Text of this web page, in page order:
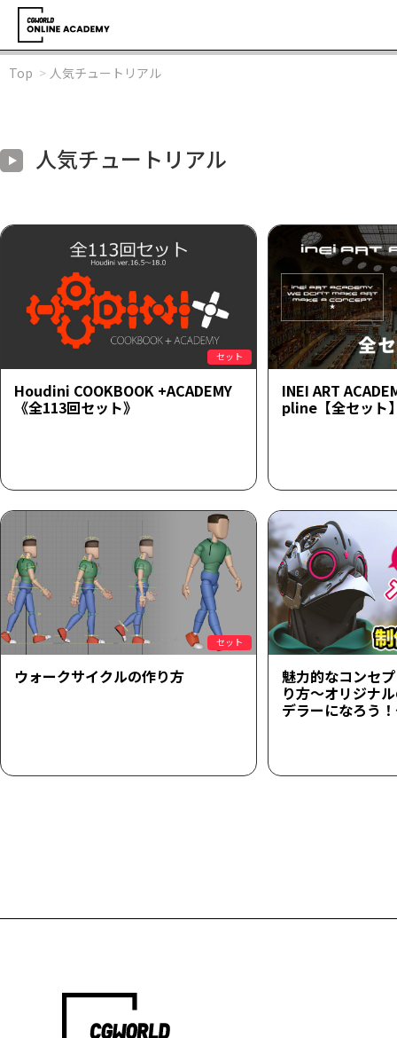
Top 人気チュートリアル
人気チュートリアル
セット
Houdini COOKBOOK +ACADEMY
《全113回セット》
INEI ART
pline【全セット
セット
ウォークサイクルの作り方 魅力的なコンセ
り方～オリジナ
デラーになろう